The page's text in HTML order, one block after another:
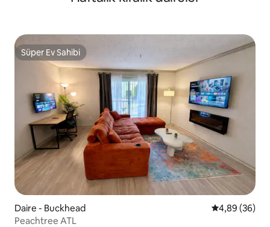
Süper Ev Sahibi
Süper Ev Sahibi
Daire - Buckhead 5 üzerinden
4,89 (36)
Peachtree ATL